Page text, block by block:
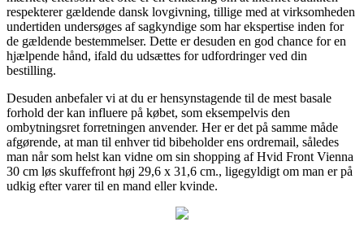
respekterer gældende dansk lovgivning, tillige med at virksomheden
undertiden undersøges af sagkyndige som har ekspertise inden for
de gældende bestemmelser. Dette er desuden en god chance for en
hjælpende hånd, ifald du udsættes for udfordringer ved din
bestilling.
Desuden anbefaler vi at du er hensynstagende til de mest basale
forhold der kan influere på købet, som eksempelvis den
ombytningsret forretningen anvender. Her er det på samme måde
afgørende, at man til enhver tid bibeholder ens ordremail, således
man når som helst kan vidne om sin shopping af Hvid Front Vienna
30 cm løs skuffefront høj 29,6 x 31,6 cm., ligegyldigt om man er på
udkig efter varer til en mand eller kvinde.